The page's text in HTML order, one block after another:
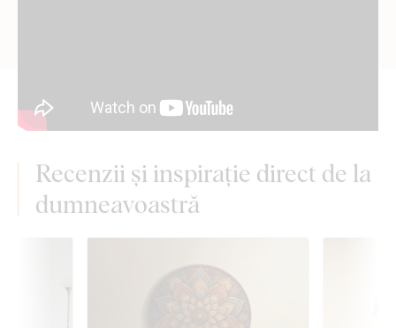
Recenzii și inspirație direct de la
dumneavoastră